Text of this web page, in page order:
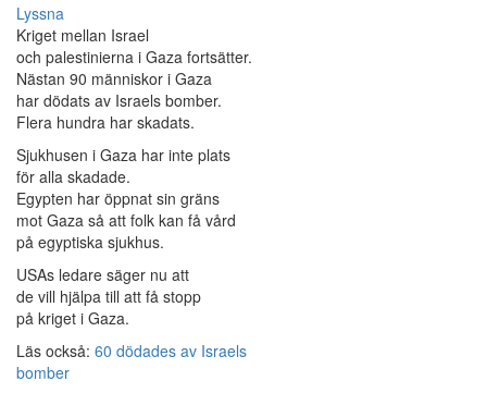
Lyssna
Kriget mellan Israel
och palestinierna i Gaza fortsätter.
Nästan 90 människor i Gaza
har dödats av Israels bomber.
Flera hundra har skadats.
Sjukhusen i Gaza har inte plats
för alla skadade.
Egypten har öppnat sin gräns
mot Gaza så att folk kan få vård
på egyptiska sjukhus.
USAs ledare säger nu att
de vill hjälpa till att få stopp
på kriget i Gaza.
Läs också: 60 dödades av Israels
bomber